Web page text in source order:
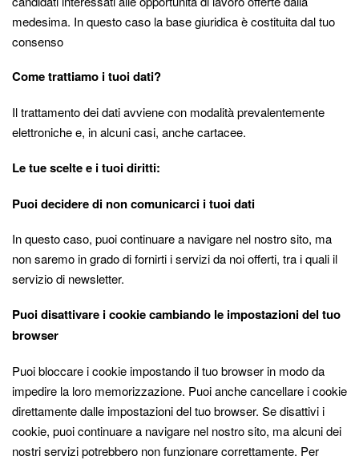
medesima. In questo caso la base giuridica è costituita dal tuo
consenso
Come trattiamo i tuoi dati?
Il trattamento dei dati avviene con modalità prevalentemente
elettroniche e, in alcuni casi, anche cartacee.
Le tue scelte e i tuoi diritti:
Puoi decidere di non comunicarci i tuoi dati
In questo caso, puoi continuare a navigare nel nostro sito, ma
non saremo in grado di fornirti i servizi da noi offerti, tra i quali il
servizio di newsletter.
Puoi disattivare i cookie cambiando le impostazioni del tuo
browser
Puoi bloccare i cookie impostando il tuo browser in modo da
impedire la loro memorizzazione. Puoi anche cancellare i cookie
direttamente dalle impostazioni del tuo browser. Se disattivi i
cookie, puoi continuare a navigare nel nostro sito, ma alcuni dei
nostri servizi potrebbero non funzionare correttamente. Per